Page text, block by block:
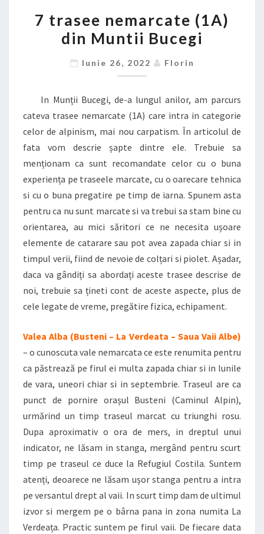
TRASEE
NEMARCATE
BUCEGI
7 trasee nemarcate (1A)
din Muntii Bucegi
Iunie 26, 2022 Florin
In Munții Bucegi, de-a lungul anilor, am parcurs
cateva trasee nemarcate (1A) care intra in categorie
celor de alpinism, mai nou carpatism. În articolul de
fata vom descrie șapte dintre ele. Trebuie sa
menționam ca sunt recomandate celor cu o buna
experiența pe traseele marcate, cu o oarecare tehnica
si cu o buna pregatire pe timp de iarna. Spunem asta
pentru ca nu sunt marcate si va trebui sa stam bine cu
orientarea, au mici săritori ce ne necesita ușoare
elemente de catarare sau pot avea zapada chiar si in
timpul verii, fiind de nevoie de colțari si piolet. Așadar,
daca va gândiți sa abordați aceste trasee descrise de
noi, trebuie sa țineti cont de aceste aspecte, plus de
cele legate de vreme, pregătire fizica, echipament.
Valea Alba (Busteni – La Verdeata – Saua Vaii Albe)
– o cunoscuta vale nemarcata ce este renumita pentru
ca păstrează pe firul ei multa zapada chiar si in lunile
de vara, uneori chiar si in septembrie. Traseul are ca
punct de pornire orașul Busteni (Caminul Alpin),
urmărind un timp traseul marcat cu triunghi rosu.
Dupa aproximativ o ora de mers, in dreptul unui
indicator, ne lăsam in stanga, mergând pentru scurt
timp pe traseul ce duce la Refugiul Costila. Suntem
atenți, deoarece ne lăsam ușor stanga pentru a intra
pe versantul drept al vaii. In scurt timp dam de ultimul
izvor si mergem pe o bârna pana in zona numita La
Verdeața. Practic suntem pe firul vaii. De fiecare data